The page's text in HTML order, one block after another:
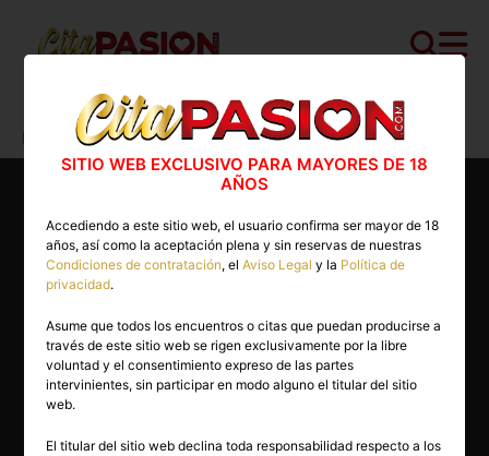
Cita PASION.COM>Gays >Barcelona>
Barcelona capital> Valentino Ferrari
SITIO WEB EXCLUSIVO PARA MAYORES DE 18
AÑOS
Accediendo a este sitio web, el usuario confirma ser mayor de 18
años, así como la aceptación plena y sin reservas de nuestras
Condiciones de contratación, elAviso Legal y la Política de
privacidad.
Asume que todos los encuentros o citas que puedan producirse a
través de este sitio web se rigen exclusivamente por la libre
voluntad y el consentimiento expreso de las partes
intervinientes, sin participar en modo alguno el titular del sitio
web.
El titular del sitio web declina toda responsabilidad respecto a los